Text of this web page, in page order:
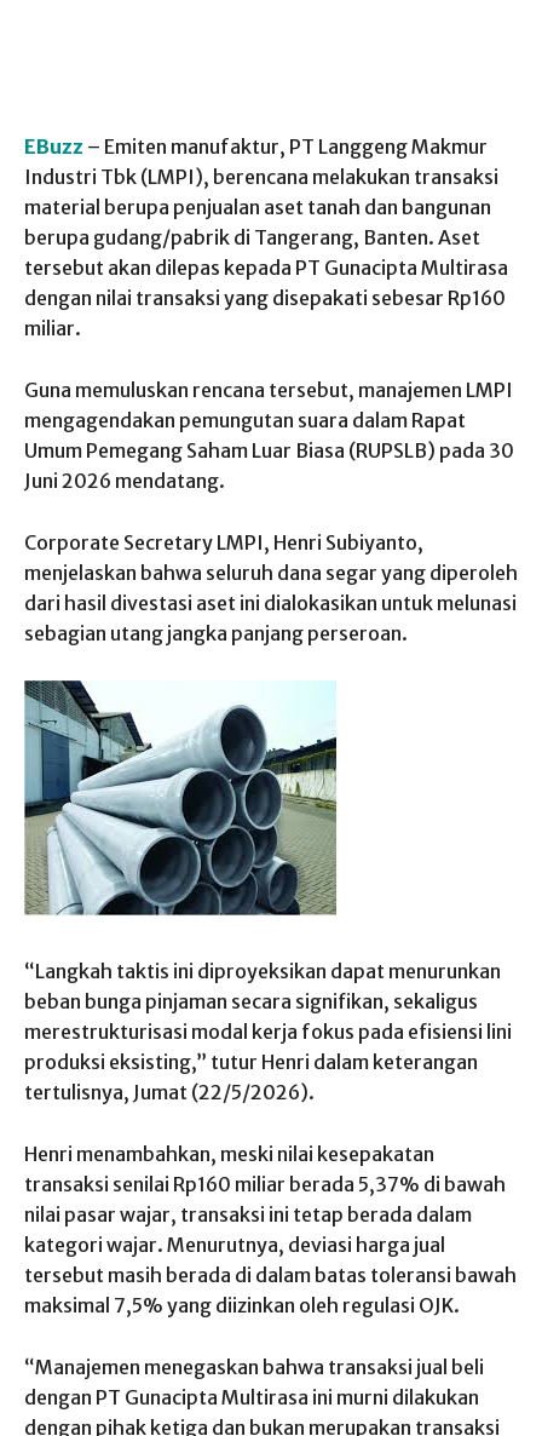
EBuzz – Emiten manufaktur, PT Langgeng Makmur
Industri Tbk (LMPI), berencana melakukan transaksi
material berupa penjualan aset tanah dan bangunan
berupa gudang/pabrik di Tangerang, Banten. Aset
tersebut akan dilepas kepada PT Gunacipta Multirasa
dengan nilai transaksi yang disepakati sebesar Rp160
miliar.
Guna memuluskan rencana tersebut, manajemen LMPI
mengagendakan pemungutan suara dalam Rapat
Umum Pemegang Saham Luar Biasa (RUPSLB) pada 30
Juni 2026 mendatang.
Corporate Secretary LMPI, Henri Subiyanto,
menjelaskan bahwa seluruh dana segar yang diperoleh
dari hasil divestasi aset ini dialokasikan untuk melunasi
sebagian utang jangka panjang perseroan.
“Langkah taktis ini diproyeksikan dapat menurunkan
beban bunga pinjaman secara signifikan, sekaligus
merestrukturisasi modal kerja fokus pada efisiensi lini
produksi eksisting,” tutur Henri dalam keterangan
tertulisnya, Jumat (22/5/2026).
Henri menambahkan, meski nilai kesepakatan
transaksi senilai Rp160 miliar berada 5,37% di bawah
nilai pasar wajar, transaksi ini tetap berada dalam
kategori wajar. Menurutnya, deviasi harga jual
tersebut masih berada di dalam batas toleransi bawah
maksimal 7,5% yang diizinkan oleh regulasi OJK.
“Manajemen menegaskan bahwa transaksi jual beli
dengan PT Gunacipta Multirasa ini murni dilakukan
dengan pihak ketiga dan bukan merupakan transaksi